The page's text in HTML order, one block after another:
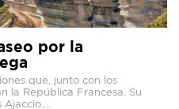
por la
que, junto con los
la República Francesa. Su